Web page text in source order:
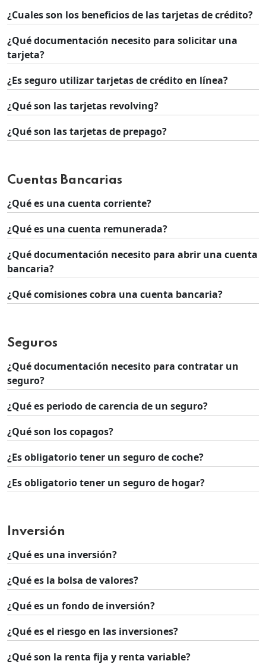
¿Cuales son los beneficios de las tarjetas de crédito?
¿Qué documentación necesito para solicitar una
tarjeta?
¿Es seguro utilizar tarjetas de crédito en línea?
¿Qué son las tarjetas revolving?
¿Qué son las tarjetas de prepago?
Cuentas Bancarias
¿Qué es una cuenta corriente?
¿Qué es una cuenta remunerada?
¿Qué documentación necesito para abrir una cuenta
bancaria?
¿Qué comisiones cobra una cuenta bancaria?
Seguros
¿Qué documentación necesito para contratar un
seguro?
¿Qué es periodo de carencia de un seguro?
¿Qué son los copagos?
¿Es obligatorio tener un seguro de coche?
¿Es obligatorio tener un seguro de hogar?
Inversión
¿Qué es una inversión?
¿Qué es la bolsa de valores?
¿Qué es un fondo de inversión?
¿Qué es el riesgo en las inversiones?
¿Qué son la renta fija y renta variable?